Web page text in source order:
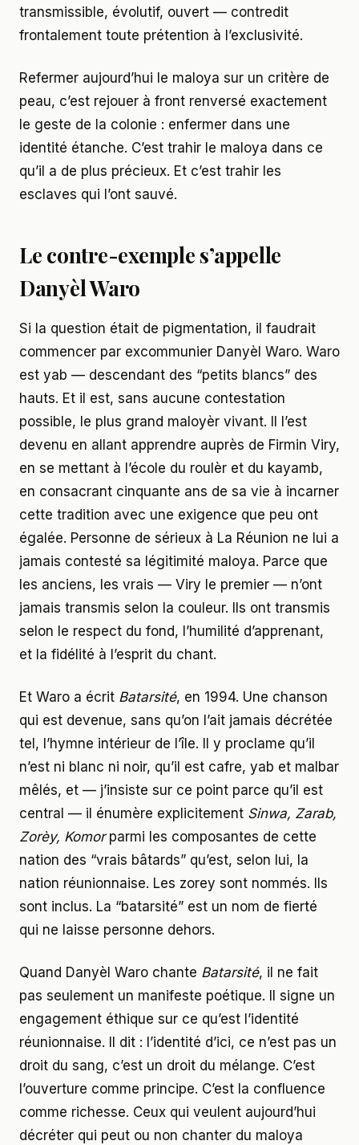
transmissible, évolutif, ouvert — contredit
frontalement toute prétention à l’exclusivité.
Refermer aujourd’hui le maloya sur un critère de
peau, c’est rejouer à front renversé exactement
le geste de la colonie : enfermer dans une
identité étanche. C’est trahir le maloya dans ce
qu’il a de plus précieux. Et c’est trahir les
esclaves qui l’ont sauvé.
Le contre-exemple s’appelle
Danyèl Waro
Si la question était de pigmentation, il faudrait
commencer par excommunier Danyèl Waro. Waro
est yab — descendant des “petits blancs” des
hauts. Et il est, sans aucune contestation
possible, le plus grand maloyèr vivant. Il l’est
devenu en allant apprendre auprès de Firmin Viry,
en se mettant à l’école du roulèr et du kayamb,
en consacrant cinquante ans de sa vie à incarner
cette tradition avec une exigence que peu ont
égalée. Personne de sérieux à La Réunion ne lui a
jamais contesté sa légitimité maloya. Parce que
les anciens, les vrais — Viry le premier — n’ont
jamais transmis selon la couleur. Ils ont transmis
selon le respect du fond, l’humilité d’apprenant,
et la fidélité à l’esprit du chant.
Et Waro a écrit Batarsité, en 1994. Une chanson
qui est devenue, sans qu’on l’ait jamais décrétée
tel, l’hymne intérieur de l’île. Il y proclame qu’il
n’est ni blanc ni noir, qu’il est cafre, yab et malbar
mêlés, et — j’insiste sur ce point parce qu’il est
central — il énumère explicitement Sinwa, Zarab,
Zorèy, Komorparmi les composantes de cette
nation des “vrais bâtards” qu’est, selon lui, la
nation réunionnaise. Les zorey sont nommés. Ils
sont inclus. La “batarsité” est un nom de fierté
qui ne laisse personne dehors.
Quand Danyèl Waro chante Batarsité, il ne fait
pas seulement un manifeste poétique. Il signe un
engagement éthique sur ce qu’est l’identité
réunionnaise. Il dit : l’identité d’ici, ce n’est pas un
droit du sang, c’est un droit du mélange. C’est
l’ouverture comme principe. C’est la confluence
comme richesse. Ceux qui veulent aujourd’hui
décréter qui peut ou non chanter du maloya